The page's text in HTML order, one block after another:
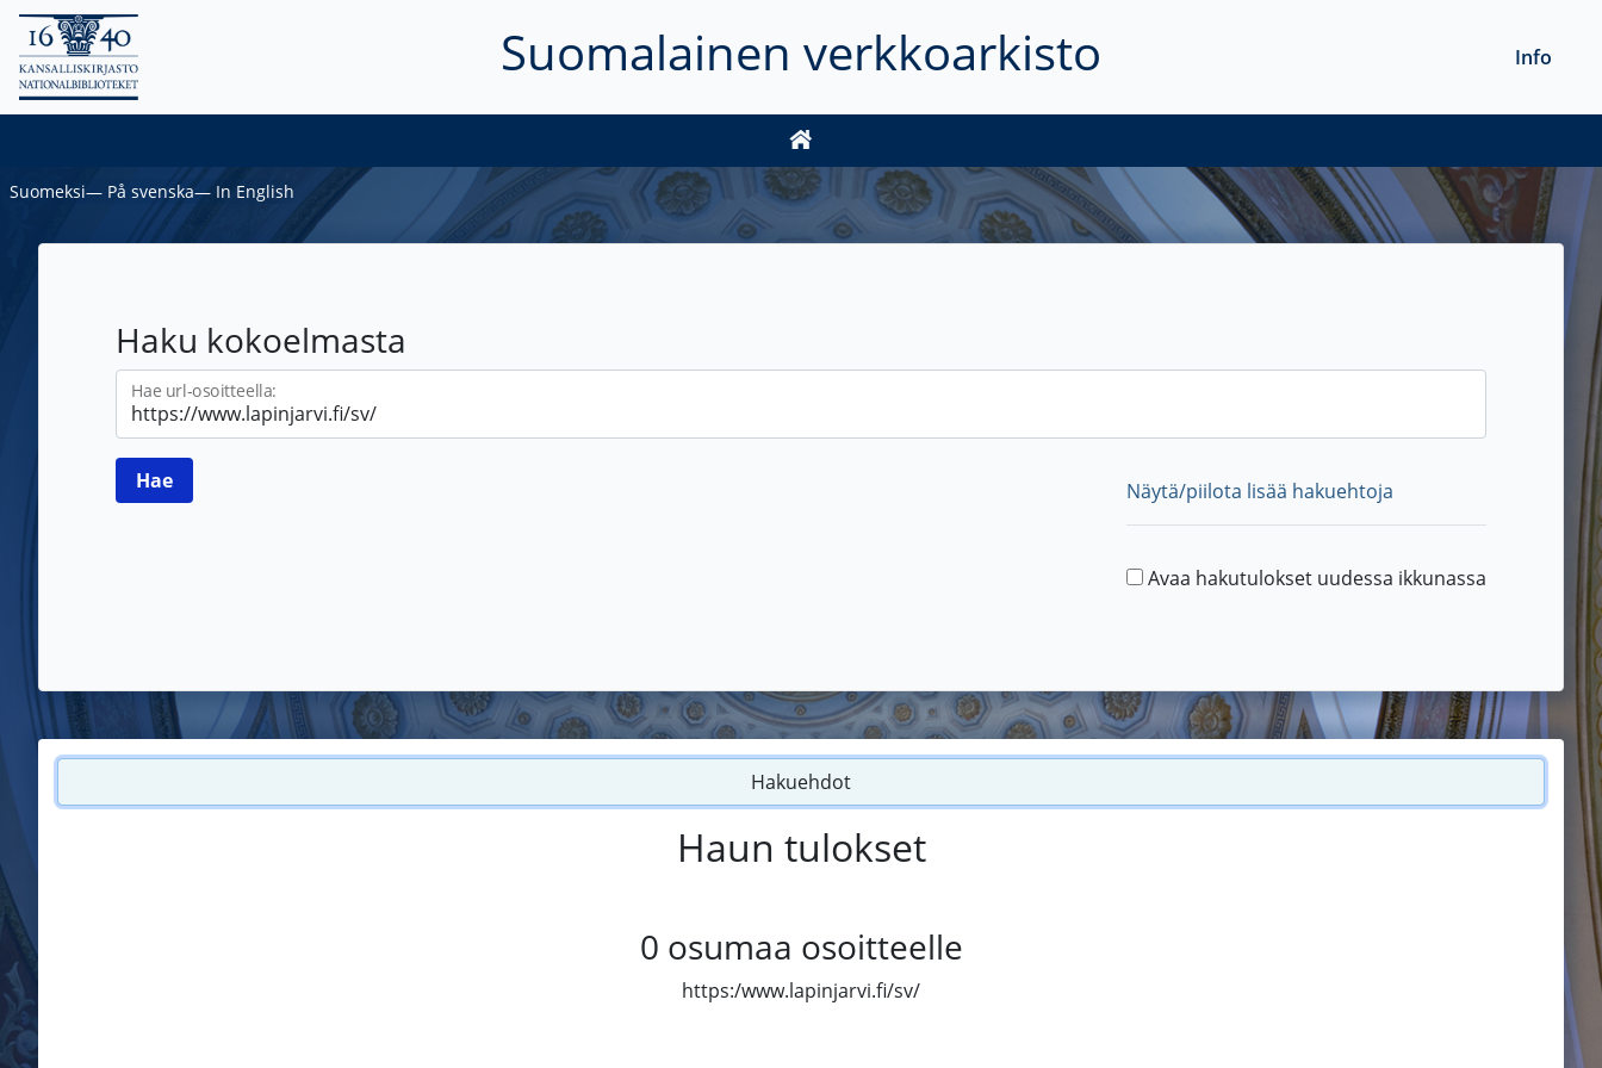
Suomalainen verkkoarkisto Info
Suomeksi― På svenska― In English
Haku kokoelmasta
Hae url-osoitteella:
Näytä/piilota lisää hakuehtoja
Avaa hakutulokset uudessa ikkunassa
Hakuehdot
Haun tulokset
0 osumaa osoitteelle
https:/www.lapinjarvi.fi/sv/